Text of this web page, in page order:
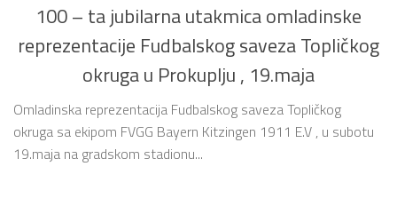
100 – ta jubilarna utakmica omladinske
reprezentacije Fudbalskog saveza Topličkog
okruga u Prokuplju , 19.maja
Omladinska reprezentacija Fudbalskog saveza Topličkog
okruga sa ekipom FVGG Bayern Kitzingen 1911 E.V , u subotu
19.maja na gradskom stadionu...